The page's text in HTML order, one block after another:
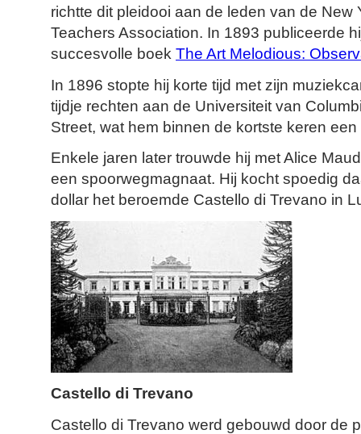
richtte dit pleidooi aan de leden van de New
Teachers Association. In 1893 publiceerde
succesvolle boek The Art Melodious:
In 1896 stopte hij korte tijd met zijn
tijdje rechten aan de Universiteit van
Street, wat hem binnen de kortste keren
Enkele jaren later trouwde hij met Alice
een spoorwegmagnaat. Hij kocht spoedig
dollar het beroemde Castello di Trevano in
Castello di Trevano
Castello di Trevano werd gebouwd door de